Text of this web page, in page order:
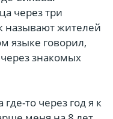
через три
называют жителей
языке говорил,
знакомых
то через год я к